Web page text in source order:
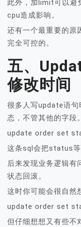
此外，加limit可以避
cpu造成影响。
还有一个最重要的原
完全可控的。
五、
修改时间
很多人写update语句
态，不管其他的字段
update order set
这条sql会把status等
后来发现业务逻辑
状态回滚。
这时你可能会很自然
update order set
但仔细想想又有些不